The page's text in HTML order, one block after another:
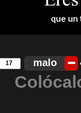
17 malo